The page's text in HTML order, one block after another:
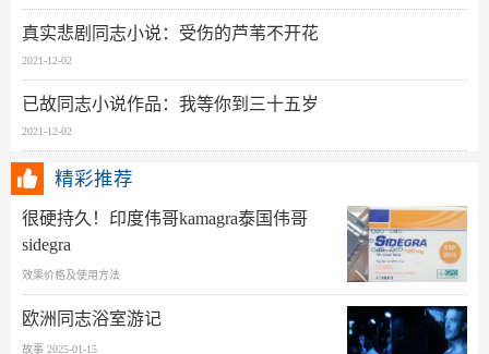
真实悲剧同志小说：受伤的芦苇不开花
2021-12-02
已故同志小说作品：我等你到三十五岁
2021-12-02
精彩推荐
很硬持久！印度伟哥kamagra泰国伟哥
sidegra
效果价格及使用方法
欧洲同志浴室游记
故事 2025-01-15